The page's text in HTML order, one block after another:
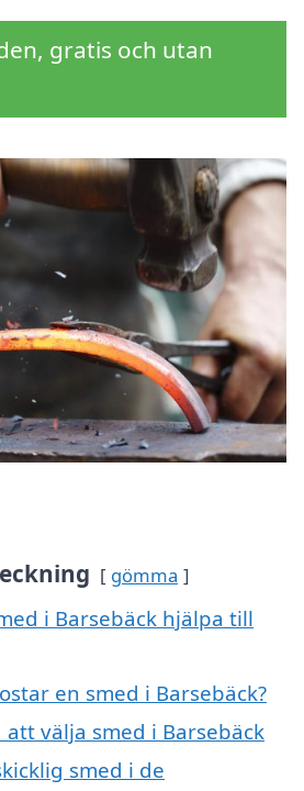
gratis och utan
gömma
i Barsebäck hjälpa till
en smed i Barsebäck?
välja smed i Barsebäck
smed i de